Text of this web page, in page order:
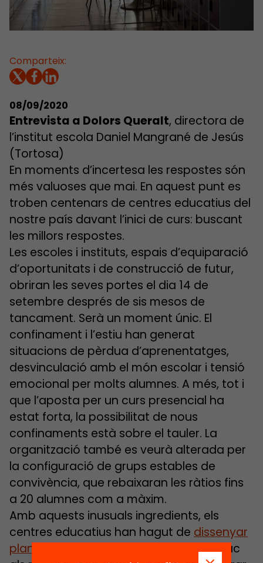
Comparteix:
08/09/2020
Entrevista a Dolors Queralt, directora de
l’institut escola Daniel Mangrané de Jesús
(Tortosa)
En moments d’incertesa les respostes són
més valuoses que mai. En aquest punt es
troben centenars de centres educatius del
nostre país davant l’inici de curs: buscant
les millors respostes.
Les escoles i instituts, espais d’equiparació
d’oportunitats i de construcció de futur,
obriran les seves portes el dia 14 de
setembre després de sis mesos de
tancament. Serà un moment únic. El
confinament i l’estiu han generat
situacions de pèrdua d’aprenentatges,
desvinculació amb el món escolar i tensió
emocional per molts alumnes. A més, tot i
que l’aposta per un curs presencial ha
estat forta, la possibilitat de nous
confinaments està sobre el tauler. La
organització també es veurà alterada per
la configuració de grups estables de
convivència, que rebaixaran les ràtios fins
a 20 alumnes com a màxim.
Amb aquests inusuals ingredients, els
centres educatius han hagut de dissenyar
plans de reobertura
per treure’l tot el suc